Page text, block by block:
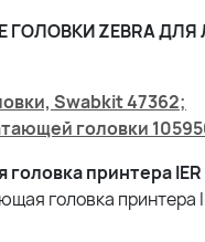
ZEBRA
Swabkit 47362;
головки
принтера
головка